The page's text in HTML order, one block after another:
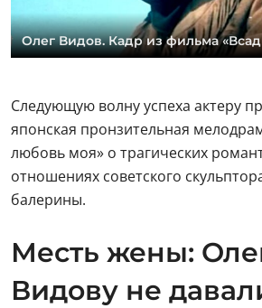
Олег Видов. Кадр из фильма
Следующую волну успеха актеру
японская пронзительная
любовь моя» о трагических
отношениях советского
балерины.
Месть жены:
Видову не